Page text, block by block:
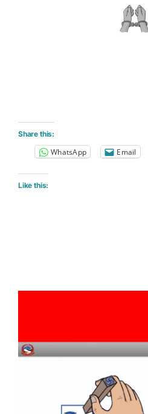
Share this:
WhatsApp Email
Like this: